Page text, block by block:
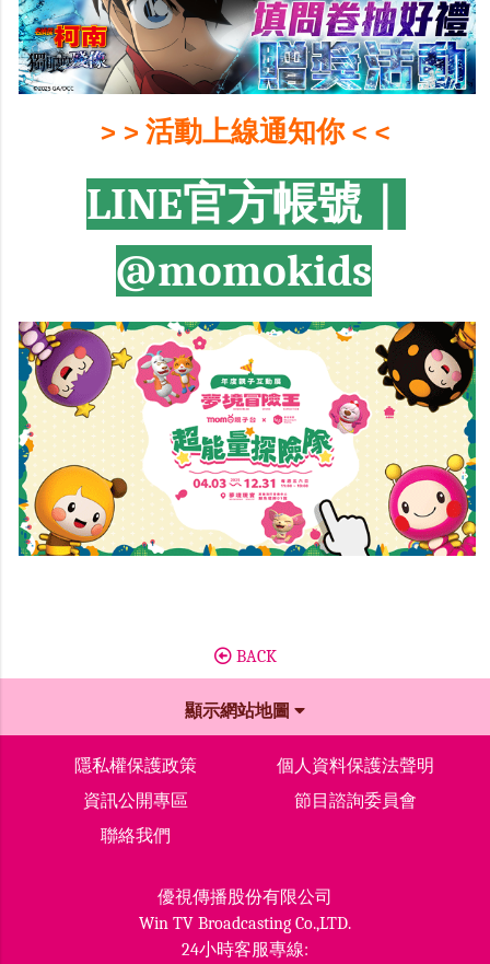
> > 活動上線通知你 < <
LINE官方帳號｜
@momokids
BACK
顯示網站地圖
隱私權保護政策
個人資料保護法聲明
資訊公開專區
節目諮詢委員會
聯絡我們
優視傳播股份有限公司
Win TV Broadcasting Co.,LTD.
24小時客服專線: